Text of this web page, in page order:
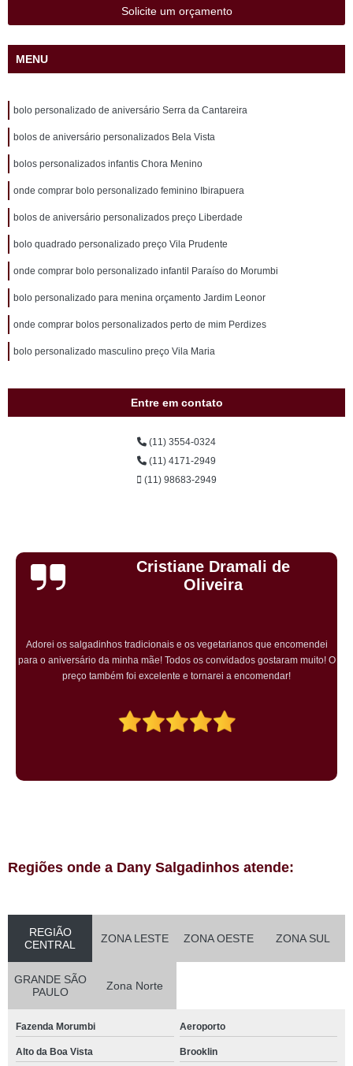
Solicite um orçamento
MENU
bolo personalizado de aniversário Serra da Cantareira
bolos de aniversário personalizados Bela Vista
bolos personalizados infantis Chora Menino
onde comprar bolo personalizado feminino Ibirapuera
bolos de aniversário personalizados preço Liberdade
bolo quadrado personalizado preço Vila Prudente
onde comprar bolo personalizado infantil Paraíso do Morumbi
bolo personalizado para menina orçamento Jardim Leonor
onde comprar bolos personalizados perto de mim Perdizes
bolo personalizado masculino preço Vila Maria
Entre em contato
(11) 3554-0324
(11) 4171-2949
(11) 98683-2949
Cristiane Dramali de
Oliveira
Adorei os salgadinhos tradicionais e os vegetarianos que encomendei
para o aniversário da minha mãe! Todos os convidados gostaram muito! O
preço também foi excelente e tornarei a encomendar!
Regiões onde a Dany Salgadinhos atende:
REGIÃO
CENTRAL
ZONA LESTE ZONA OESTE ZONA SUL
GRANDE SÃO
PAULO
Zona Norte
Fazenda Morumbi Aeroporto
Alto da Boa Vista Brooklin